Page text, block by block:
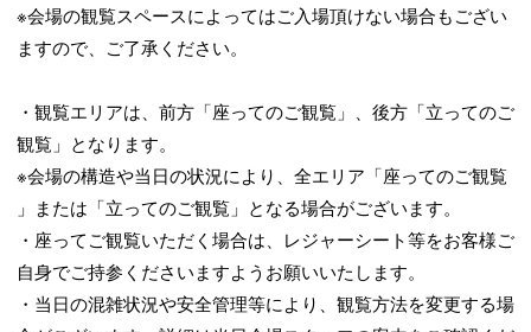
※会場の観覧スペースによってはご入場頂けない場合もござい
ますので、ご了承ください。
・観覧エリアは、前方「座ってのご観覧」、後方「立ってのご
観覧」となります。
※会場の構造や当日の状況により、全エリア「座ってのご観覧
」または「立ってのご観覧」となる場合がございます。
・座ってご観覧いただく場合は、レジャーシート等をお客様ご
自身でご持参くださいますようお願いいたします。
・当日の混雑状況や安全管理等により、観覧方法を変更する場